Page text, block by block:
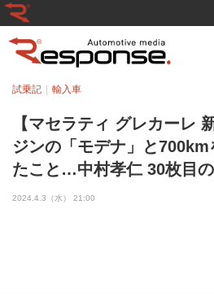
【マセラティ グレカーレ
ジンの「モデナ」と
たこと…中村孝仁 30枚目
試乗記 輸入車
2024.4.3（水） 21:00